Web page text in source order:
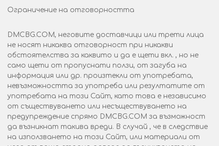
Ограничение на отговорността
DMCBG.COM, неговите доставчици или трети лица
не носят никаква отговорност при никакви
обстоятелства за каквито и да е щети вкл. , но не
само щети от пропуснати ползи, от загуба на
информация или др. произтекли от употребата,
невъзможността за употреба или резултатите от
употребата на този Сайт, като това е независимо
от съществуването или несъществуването на
предупреждение спрямо DMCBG.COM за възможност
да възникнат такива вреди. В случай , че в следствие
на използването на този Сайт, или материали от